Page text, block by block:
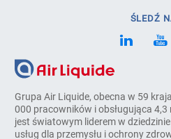
Grupa Air Liquide, obecna w 59
000 pracowników i obsługująca
jest światowym liderem w
usług dla przemysłu i ochrony
ŚLEDŹ